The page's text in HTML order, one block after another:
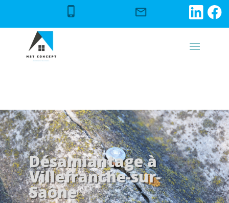
Désamiantage à
Villefranche-sur-
Saône